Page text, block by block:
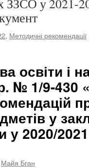
ЗЗСО у 2021-
, Методичні рекомендації
освіти і
№ 1/9-430
у
у 2020/
Майя Бган